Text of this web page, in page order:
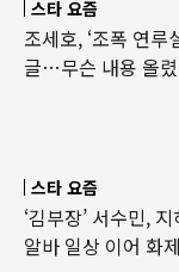
스타 요즘
조세호, ‘조폭 연루
글…무슨 내용 올
스타 요즘
‘김부장’ 서수민,
알바 일상 이어 화제